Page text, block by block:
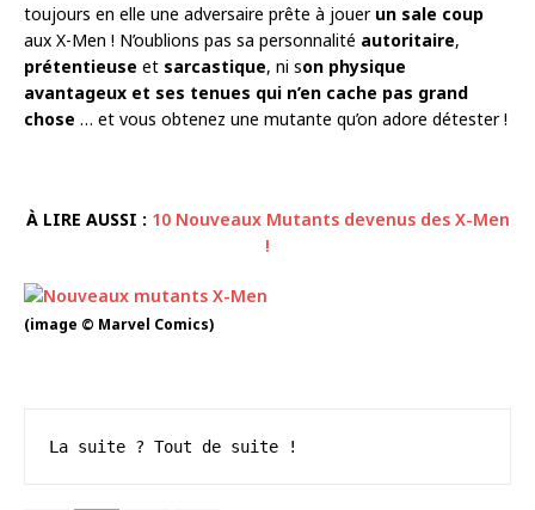
toujours en elle une adversaire prête à jouer un sale coup
aux X-Men ! N’oublions pas sa personnalité autoritaire,
prétentieuse et sarcastique, ni son physique
avantageux et ses tenues qui n’en cache pas grand
chose … et vous obtenez une mutante qu’on adore détester !
À LIRE AUSSI : 10 Nouveaux Mutants devenus des X-Men
!
(image © Marvel Comics)
La suite ? Tout de suite !